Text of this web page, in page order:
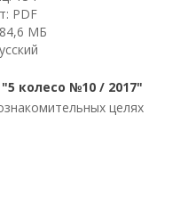
PDF
МБ
"5 колесо №10 / 2017"
целях